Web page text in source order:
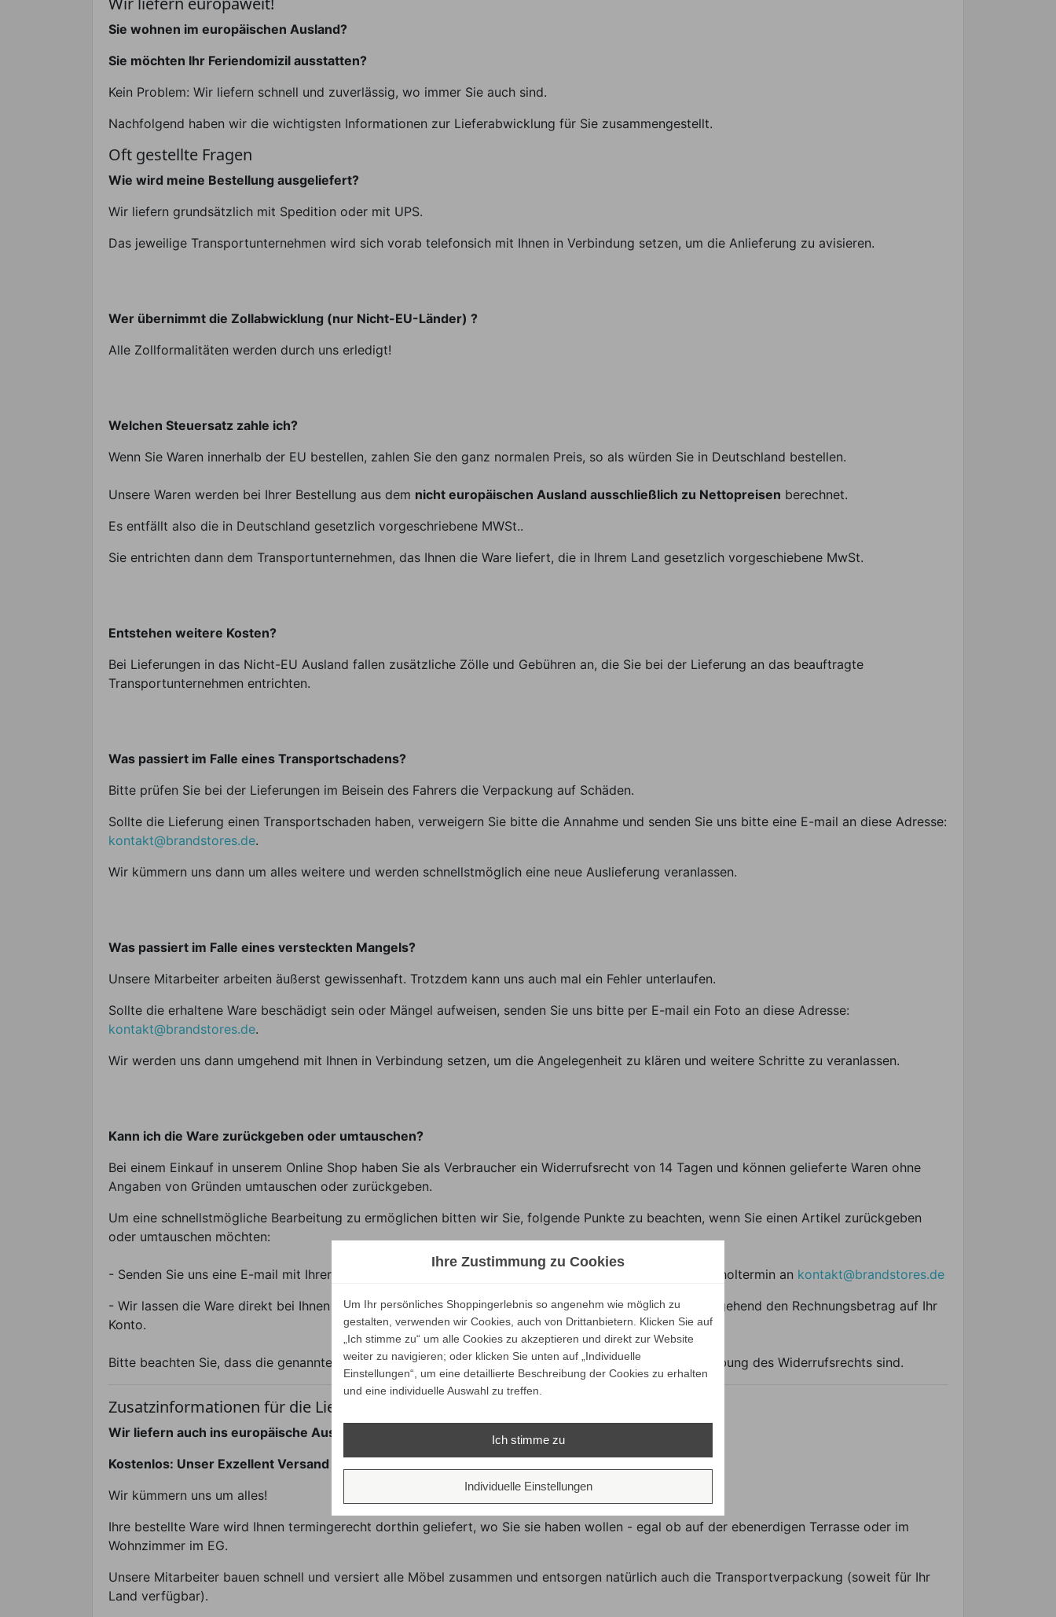
Sie wohnen im europäischen Ausland?
Sie möchten Ihr Feriendomizil ausstatten?
Kein Problem: Wir liefern schnell und zuverlässig, wo immer Sie auch sind.
Nachfolgend haben wir die wichtigsten Informationen zur Lieferabwicklung für Sie zusammengestellt.
Oft gestellte Fragen
Wie wird meine Bestellung ausgeliefert?
Wir liefern grundsätzlich mit Spedition oder mit UPS.
Das jeweilige Transportunternehmen wird sich vorab telefonsich mit Ihnen in Verbindung setzen, um die Anlieferung zu avisieren.
Wer übernimmt die Zollabwicklung (nur Nicht-EU-Länder) ?
Alle Zollformalitäten werden durch uns erledigt!
Welchen Steuersatz zahle ich?
Wenn Sie Waren innerhalb der EU bestellen, zahlen Sie den ganz normalen Preis, so als würden Sie in Deutschland bestellen.
Unsere Waren werden bei Ihrer Bestellung aus dem nicht europäischen Ausland ausschließlich zu Nettopreisen berechnet.
Es entfällt also die in Deutschland gesetzlich vorgeschriebene MWSt..
Sie entrichten dann dem Transportunternehmen, das Ihnen die Ware liefert, die in Ihrem Land gesetzlich vorgeschiebene MwSt.
Entstehen weitere Kosten?
Bei Lieferungen in das Nicht-EU Ausland fallen zusätzliche Zölle und Gebühren an, die Sie bei der Lieferung an das beauftragte
Transportunternehmen entrichten.
Was passiert im Falle eines Transportschadens?
Bitte prüfen Sie bei der Lieferungen im Beisein des Fahrers die Verpackung auf Schäden.
Sollte die Lieferung einen Transportschaden haben, verweigern Sie bitte die Annahme und senden Sie uns bitte eine E-mail an diese Adresse:
kontakt@brandstores.de.
Wir kümmern uns dann um alles weitere und werden schnellstmöglich eine neue Auslieferung veranlassen.
Was passiert im Falle eines versteckten Mangels?
Unsere Mitarbeiter arbeiten äußerst gewissenhaft. Trotzdem kann uns auch mal ein Fehler unterlaufen.
Sollte die erhaltene Ware beschädigt sein oder Mängel aufweisen, senden Sie uns bitte per E-mail ein Foto an diese Adresse:
kontakt@brandstores.de.
Wir werden uns dann umgehend mit Ihnen in Verbindung setzen, um die Angelegenheit zu klären und weitere Schritte zu veranlassen.
Kann ich die Ware zurückgeben oder umtauschen?
Bei einem Einkauf in unserem Online Shop haben Sie als Verbraucher ein Widerrufsrecht von 14 Tagen und können gelieferte Waren ohne
Angaben von Gründen umtauschen oder zurückgeben.
Um eine schnellstmögliche Bearbeitung zu ermöglichen bitten wir Sie, folgende Punkte zu beachten, wenn Sie einen Artikel zurückgeben
oder umtauschen möchten:
- Senden Sie uns eine E-mail mit Ihrer Bankverbindung, Ihrer Telefonnummer und dem gewünschten Abholtermin an kontakt@brandstores.de
- Wir lassen die Ware direkt bei Ihnen durch UPS oder per Spedition abholen und überweisen Ihnen umgehend den Rechnungsbetrag auf Ihr
Konto.
Bitte beachten Sie, dass die genannten Modalitäten jedoch nicht Voraussetzung für die wirksame Ausübung des Widerrufsrechts sind.
Zusatzinformationen für die Lieferung nach Europa
Wir liefern auch ins europäische Ausland grundsätzlich versandkostenfrei!
Kostenlos: Unser Exzellent Versand
Wir kümmern uns um alles!
Ihre bestellte Ware wird Ihnen termingerecht dorthin geliefert, wo Sie sie haben wollen - egal ob auf der ebenerdigen Terrasse oder im
Wohnzimmer im EG.
Unsere Mitarbeiter bauen schnell und versiert alle Möbel zusammen und entsorgen natürlich auch die Transportverpackung (soweit für Ihr
Land verfügbar).
Ihre Zustimmung zu Cookies
Um Ihr persönliches Shoppingerlebnis so angenehm wie möglich zu
gestalten, verwenden wir Cookies, auch von Drittanbietern. Klicken Sie auf
„Ich stimme zu“ um alle Cookies zu akzeptieren und direkt zur Website
weiter zu navigieren; oder klicken Sie unten auf „Individuelle
Einstellungen“, um eine detaillierte Beschreibung der Cookies zu erhalten
und eine individuelle Auswahl zu treffen.
Ich stimme zu
Individuelle Einstellungen